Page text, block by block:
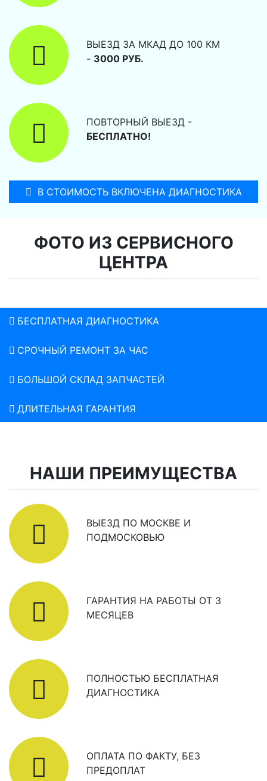
ВЫЕЗД ЗА МКАД ДО 100 КМ
- 3000 РУБ.
ПОВТОРНЫЙ ВЫЕЗД -
БЕСПЛАТНО!
В СТОИМОСТЬ ВКЛЮЧЕНА ДИАГНОСТИКА
ФОТО ИЗ СЕРВИСНОГО
ЦЕНТРА
БЕСПЛАТНАЯ ДИАГНОСТИКА
СРОЧНЫЙ РЕМОНТ ЗА ЧАС
БОЛЬШОЙ СКЛАД ЗАПЧАСТЕЙ
ДЛИТЕЛЬНАЯ ГАРАНТИЯ
НАШИ ПРЕИМУЩЕСТВА
ВЫЕЗД ПО МОСКВЕ И
ПОДМОСКОВЬЮ
ГАРАНТИЯ НА РАБОТЫ ОТ 3
МЕСЯЦЕВ
ПОЛНОСТЬЮ БЕСПЛАТНАЯ
ДИАГНОСТИКА
ОПЛАТА ПО ФАКТУ, БЕЗ
ПРЕДОПЛАТ